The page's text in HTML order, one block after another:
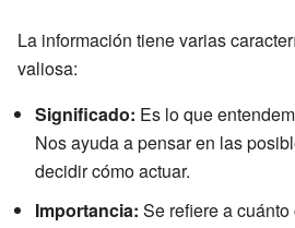
La información tiene varias
valiosa:
Significado: Es lo que
Nos ayuda a pensar en las
decidir cómo actuar.
Importancia: Se refiere a